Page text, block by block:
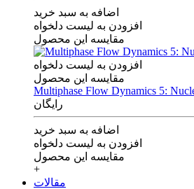
اضافه به سبد خرید
افزودن به لیست دلخواه
مقایسه این محصول
افزودن به لیست دلخواه
مقایسه این محصول
Multiphase Flow Dynamics 5:
رایگان
اضافه به سبد خرید
افزودن به لیست دلخواه
مقایسه این محصول
+
مقالات